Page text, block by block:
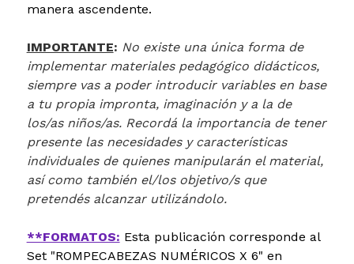
manera ascendente.
IMPORTANTE: No existe una única forma de
implementar materiales pedagógico didácticos,
siempre vas a poder introducir variables en base
a tu propia impronta, imaginación y a la de
los/as niños/as. Recordá la importancia de tener
presente las necesidades y características
individuales de quienes manipularán el material,
así como también el/los objetivo/s que
pretendés alcanzar utilizándolo.
**FORMATOS: Esta publicación corresponde al
Set "ROMPECABEZAS NUMÉRICOS X 6" en